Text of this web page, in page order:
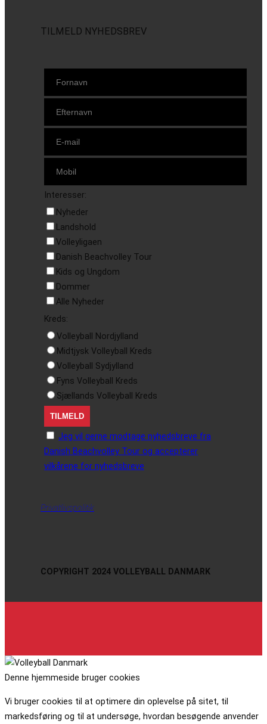
TILMELD NYHEDSBREV
Interesser:
Nyheder
Landshold
Volleyligaen
Danish Beachvolley Tour
Kids og Ungdom
Dommer
Alle Nyheder
Kreds:
Volleyball Nordjylland
Midtjysk Volleyball Kreds
Volleyball Sydjylland
Fyns Volleyball Kreds
Sjællands Volleyball Kreds
Jeg vil gerne modtage nyhedsbreve fra
Danish Beachvolley Tour og accepterer
vilkårene for nyhedsbreve
Privatlivspolitik
COPYRIGHT 2024 VOLLEYBALL DANMARK
Denne hjemmeside bruger cookies
Vi bruger cookies til at optimere din oplevelse på sitet, til
markedsføring og til at undersøge, hvordan besøgende anvender